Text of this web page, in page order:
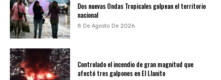
Dos nuevas Ondas Tropicales golpean el territorio
nacional
8 De Agosto De 2026
Controlado el incendio de gran magnitud que
afectó tres galpones en El Llanito